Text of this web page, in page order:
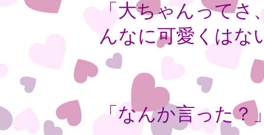
「大ちゃんって
んなに可愛くはな
「なんか言った？